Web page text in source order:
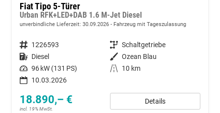
Fiat Tipo 5-Türer
Urban RFK+LED+DAB 1.6 M-Jet Diesel
unverbindliche Lieferzeit: 30.09.2026 Fahrzeug mit Tageszulassung
Fahrzeugnummer 1226593 Getriebe Schaltgetriebe
Kraftstoff Diesel Außenfarbe Ozean Blau
Leistung 96 kW (131 PS) Kilometerstand
10 km
10.03.2026
18.890,– €
incl. 19% MwSt.
Details